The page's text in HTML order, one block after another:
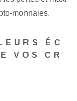
monnaies.
ÉC
VOS CR